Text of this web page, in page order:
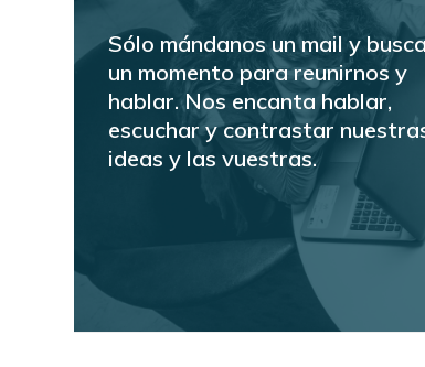
Sólo mándanos un mail y
un momento para reunirnos y
hablar. Nos encanta hablar,
escuchar y contrastar
ideas y las vuestras.